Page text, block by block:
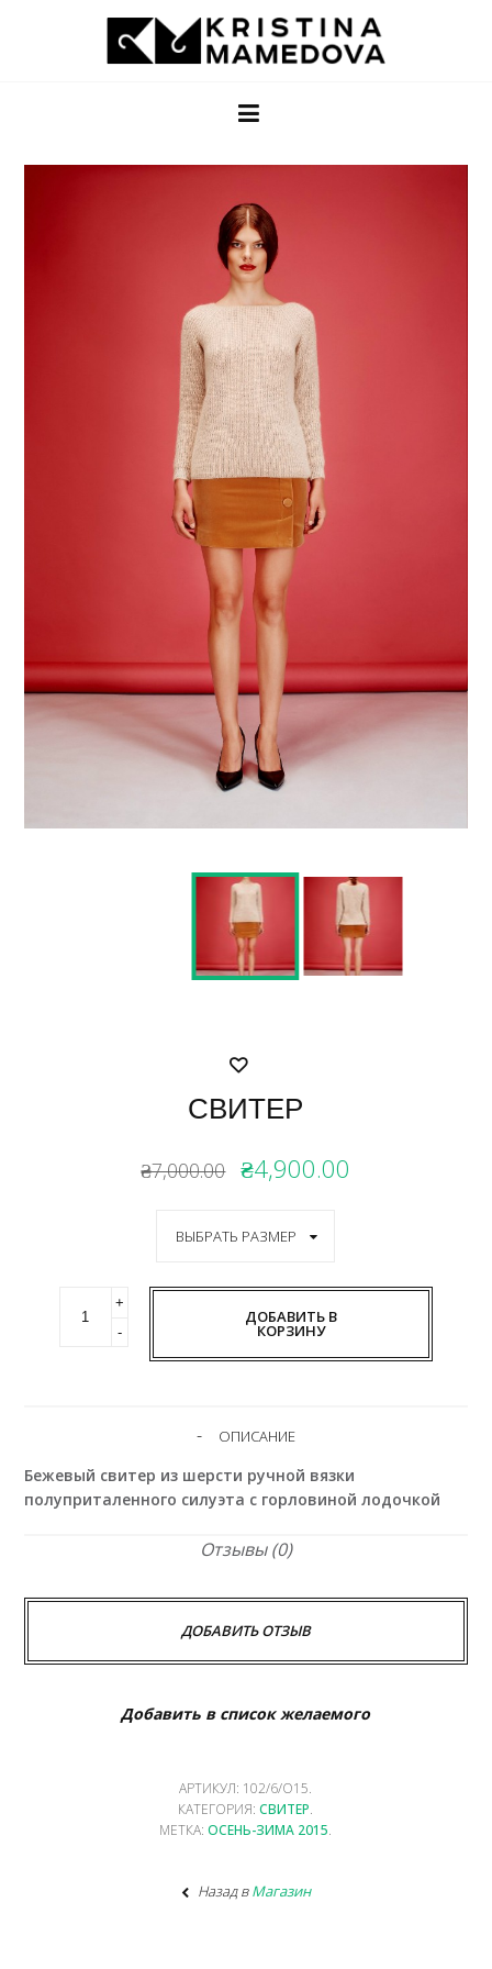
СВИТЕР
₴7,000.00 ₴4,900.00
ДОБАВИТЬ В
КОРЗИНУ
ОПИСАНИЕ
Бежевый свитер из шерсти ручной вязки
полуприталенного силуэта с горловиной лодочкой
Отзывы (0)
ДОБАВИТЬ ОТЗЫВ
Добавить в список желаемого
АРТИКУЛ: 102/6/O15.
КАТЕГОРИЯ:СВИТЕР.
МЕТКА:ОСЕНЬ-ЗИМА 2015.
Назад вМагазин